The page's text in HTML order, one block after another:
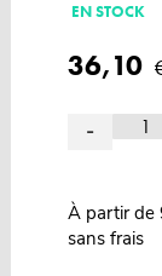
EN STOCK
36,10
-
À partir de
sans frais